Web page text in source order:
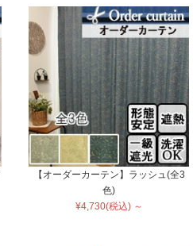
【オーダーカーテン】ラッシュ(全3
色)
¥4,730(税込) ～